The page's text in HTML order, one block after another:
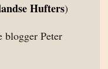
Hufters)
blogger Peter